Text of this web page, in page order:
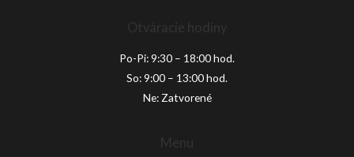
Otváracie hodiny
Po-Pi: 9:30 – 18:00 hod.
So: 9:00 – 13:00 hod.
Ne: Zatvorené
Menu